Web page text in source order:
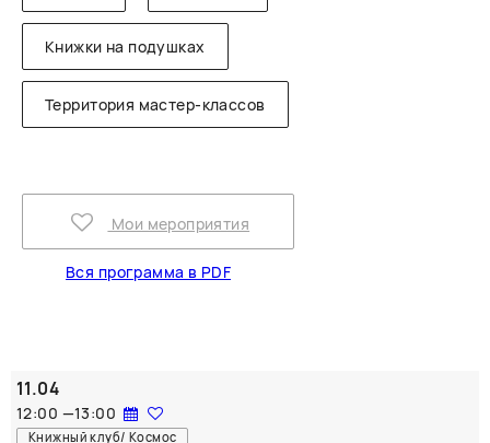
Книжки на подушках
Территория мастер-классов
Мои мероприятия
Вся программа в PDF
11.04
12:00 —13:00
Книжный клуб/ Космос